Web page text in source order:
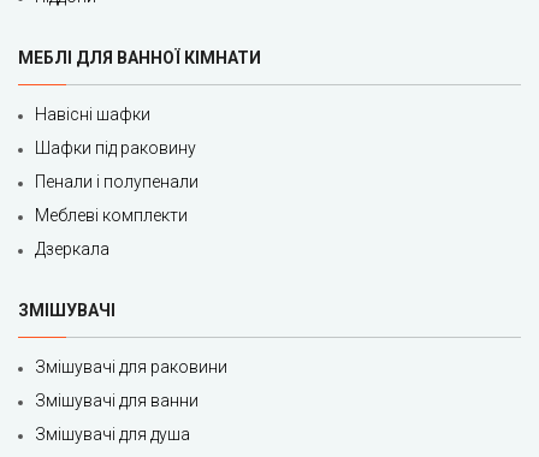
МЕБЛІ ДЛЯ ВАННОЇ КІМНАТИ
Навісні шафки
Шафки під раковину
Пенали і полупенали
Меблеві комплекти
Дзеркала
ЗМІШУВАЧІ
Змішувачі для раковини
Змішувачі для ванни
Змішувачі для душа